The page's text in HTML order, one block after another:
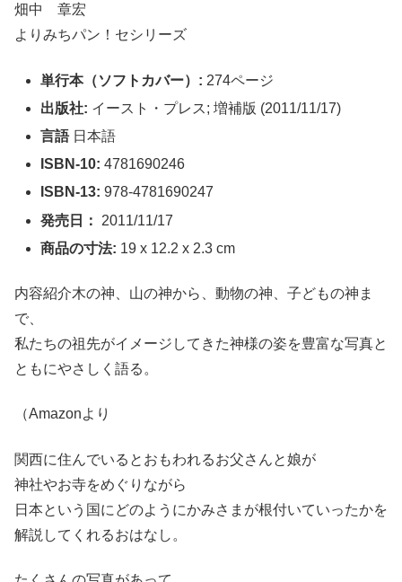
畑中 章宏
よりみちパン！セシリーズ
単行本（ソフトカバー）: 274ページ
出版社: イースト・プレス; 増補版 (2011/11/17)
言語日本語
ISBN-10: 4781690246
ISBN-13: 978-4781690247
発売日：
2011/11/17
商品の寸法: 19 x 12.2 x 2.3 cm
内容紹介木の神、山の神から、動物の神、子どもの神ま
で、
私たちの祖先がイメージしてきた神様の姿を豊富な写真と
ともにやさしく語る。
（Amazonより
関西に住んでいるとおもわれるお父さんと娘が
神社やお寺をめぐりながら
日本という国にどのようにかみさまが根付いていったかを
解説してくれるおはなし。